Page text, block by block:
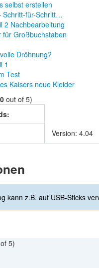
selbst erstellen
Schritt-für-Schritt…
2 Nachbearbeitung
für Großbuchstaben
Dröhnung?
1
Test
Kaisers neue Kleider
out of 5)
Version: 4.04
kann z.B. auf USB-Sticks
5)